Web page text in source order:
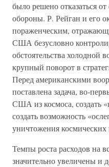
было решено отказаться
обороны. Р. Рейган и его
пораженческим,
США безусловно
обстоятельства холодной
крупный поворот в
Перед американскими
поставлена задача, во-
США из космоса, создать
создать возможность
уничтожения
Темпы роста расходов на
значительно увеличены